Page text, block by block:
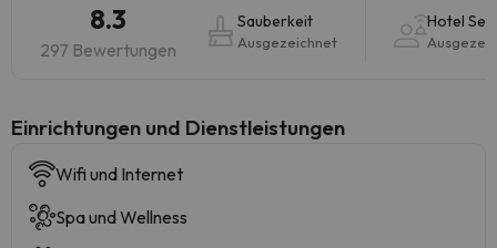
8.3
297 Bewertungen
Sauberkeit
Ausgezeichnet
Hotel
​Einrichtungen und Dienstleistungen
Wifi und Internet
Spa und Wellness